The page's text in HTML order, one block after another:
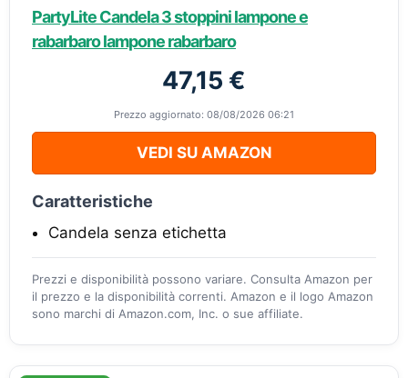
PartyLite Candela 3 stoppini lampone e
rabarbaro lampone rabarbaro
47,15 €
Prezzo aggiornato: 08/08/2026 06:21
VEDI SU AMAZON
Caratteristiche
Candela senza etichetta
Prezzi e disponibilità possono variare. Consulta Amazon per
il prezzo e la disponibilità correnti. Amazon e il logo Amazon
sono marchi di Amazon.com, Inc. o sue affiliate.